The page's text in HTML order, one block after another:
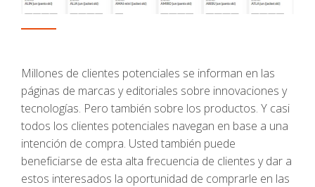
Millones de clientes potenciales se informan en las
páginas de marcas y editoriales sobre innovaciones y
tecnologías. Pero también sobre los productos. Y casi
todos los clientes potenciales navegan en base a una
intención de compra. Usted también puede
beneficiarse de esta alta frecuencia de clientes y dar a
estos interesados la oportunidad de comprarle en las